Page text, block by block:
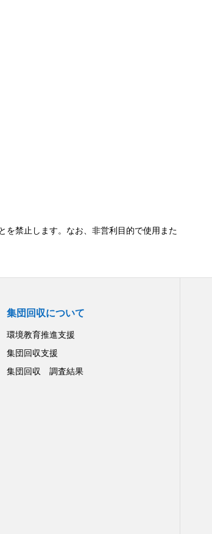
を禁止します。なお、非営利目的で使用また
集団回収について
環境教育推進支援
集団回収支援
集団回収 調査結果